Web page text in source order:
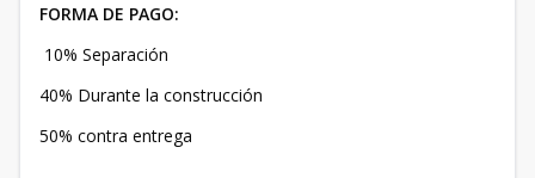
FORMA DE PAGO:
10% Separación
40% Durante la construcción
50% contra entrega